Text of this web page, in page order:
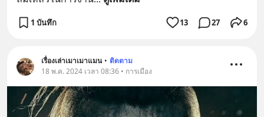
1 บันทึก 13 27 6
เรื่องเล่าเมาเมาแมน • ติดตาม
18 พ.ค. 2024 เวลา 08:36 • การเมือง